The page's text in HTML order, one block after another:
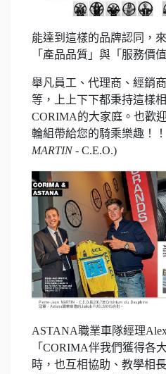
能達到這樣的品牌認同，
「產品品質」與「服務價
舉凡員工、代理商、經銷
等，上上下下都秉持這樣
CORIMA的大家庭。也歡
輪組帶給您的騎乘樂趣！
MARTIN- C.E.O.)
ASTANA職業車隊經理
「CORIMA伴我們獲得各
時，也互相協助、教學相